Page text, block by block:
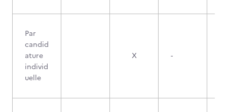
Par
candid
ature
individ
uelle
X -